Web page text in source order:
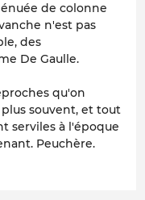
de colonne
n'est pas
des
De Gaulle.
qu'on
souvent, et tout
serviles à l'époque
Peuchère.